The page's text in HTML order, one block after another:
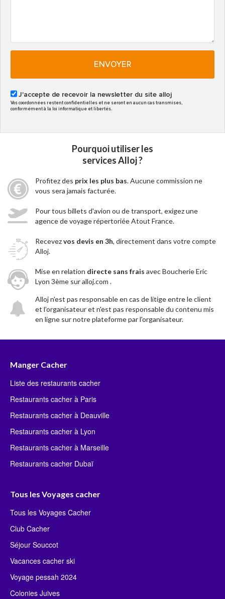
ENVOYER
J'accepte de recevoir la newsletter du site alloj
Vos coordonnées restent confidentielles et ne seront en aucun cas transmises,
conformément à la loi informatique et libertés.
Pourquoi utiliser les
services Alloj ?
Profitez des prix les plus bas. Aucune commission ne
vous sera jamais facturée.
Pour tous billets d'avion ou de transport, exigez une
agence de voyage répertoriée Atout France.
Recevezvos devis en 3h, directement dans votre compte
Alloj.
Mise en relation directe sans frais avec Boucherie Eric
Lyon 3ème sur alloj.com .
Alloj n'est pas responsable en cas de litige entre le client
et l’organisateur et n'est pas responsable du contenu mis
en ligne sur notre plateforme par l'organisateur.
Manger Cacher
Liste des restaurants cacher
Restaurants cacher à Paris
Restaurants cacher à Deauville
Restaurants cacher à Lyon
Restaurants cacher à Marseille
Restaurants cacher Dubaï
Tous les Voyages cacher
Tous les Voyages Cacher
Club Cacher
Séjour Souccot
Vacances cacher ski
Voyage pessah 2024
Colonies Juives